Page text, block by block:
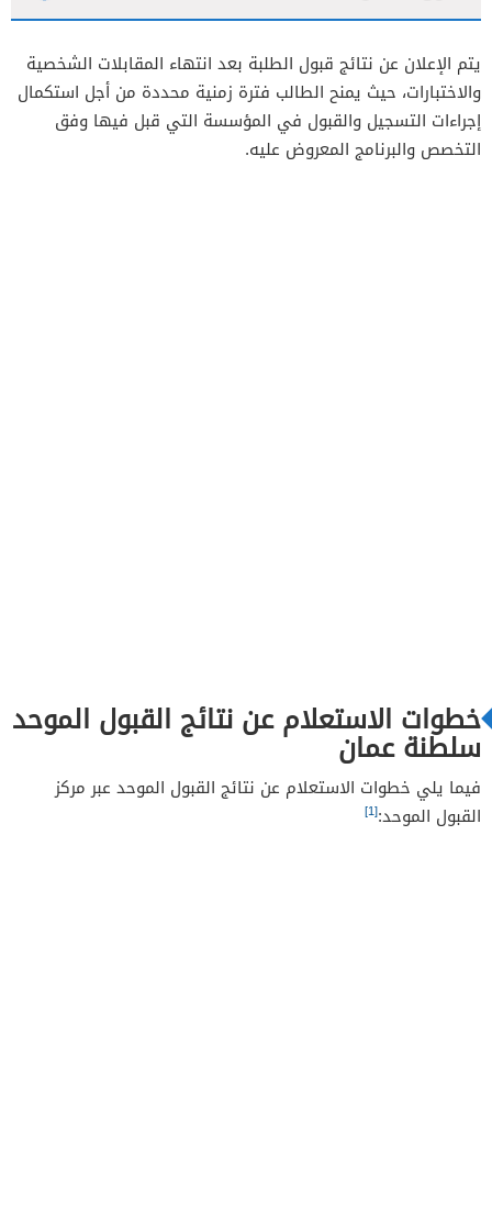
2
3
يتم الإعلان عن نتائج قبول الطلبة بعد انتهاء المقابلات الشخصية
والاختبارات، حيث يمنح الطالب فترة زمنية محددة من أجل استكمال
إجراءات التسجيل والقبول في المؤسسة التي قبل فيها وفق
التخصص والبرنامج المعروض عليه.
خطوات الاستعلام عن نتائج القبول الموحد
سلطنة عمان
فيما يلي خطوات الاستعلام عن نتائج القبول الموحد عبر مركز
القبول الموحد:[1]